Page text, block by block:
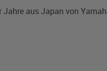
aus Japan von